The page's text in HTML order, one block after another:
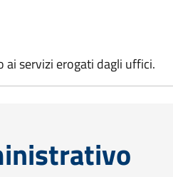
servizi erogati dagli uffici.